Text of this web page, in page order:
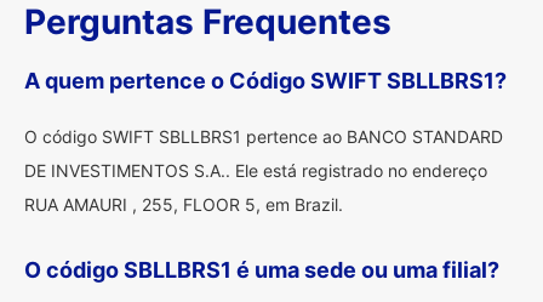
Perguntas Frequentes
A quem pertence o Código SWIFT SBLLBRS1?
O código SWIFT SBLLBRS1 pertence ao BANCO STANDARD
DE INVESTIMENTOS S.A.. Ele está registrado no endereço
RUA AMAURI , 255, FLOOR 5, em Brazil.
O código SBLLBRS1 é uma sede ou uma filial?